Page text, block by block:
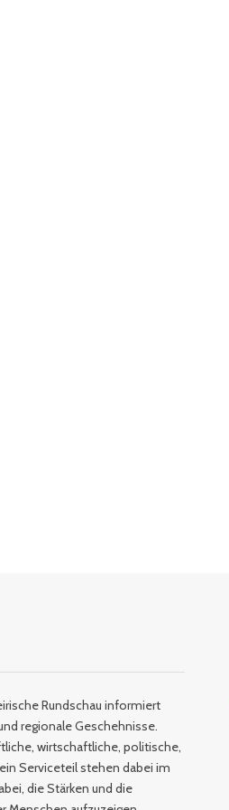
Rundschau informiert
regionale Geschehnisse.
wirtschaftliche, politische,
Serviceteil stehen dabei im
die Stärken und die